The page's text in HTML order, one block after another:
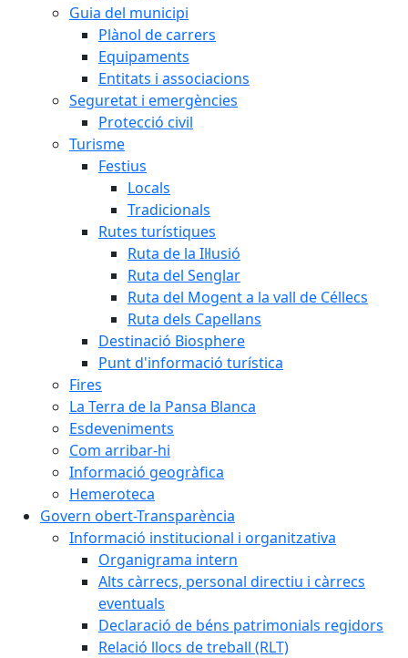
Guia del municipi
Plànol de carrers
Equipaments
Entitats i associacions
Seguretat i emergències
Protecció civil
Turisme
Festius
Locals
Tradicionals
Rutes turístiques
Ruta de la Il·lusió
Ruta del Senglar
Ruta del Mogent a la vall de Céllecs
Ruta dels Capellans
Destinació Biosphere
Punt d'informació turística
Fires
La Terra de la Pansa Blanca
Esdeveniments
Com arribar-hi
Informació geogràfica
Hemeroteca
Govern obert-Transparència
Informació institucional i organitzativa
Organigrama intern
Alts càrrecs, personal directiu i càrrecs
eventuals
Declaració de béns patrimonials regidors
Relació llocs de treball (RLT)